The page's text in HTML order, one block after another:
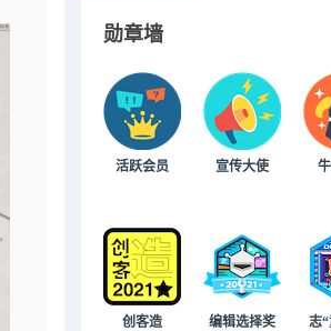
勋章墙
活跃会员 宣传大使
创客造 编辑选择奖 志